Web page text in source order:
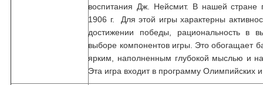
воспитания Дж. Нейсмит. В нашей стране
1906 г. Для этой игры характерны
достижении победы, рациональность в
выборе компонентов игры. Это обогащает
ярким, наполненным глубокой мыслью и
Эта игра входит в программу Олимпийских